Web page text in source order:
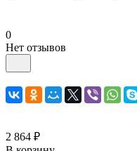
0
Нет отзывов
2 864 ₽